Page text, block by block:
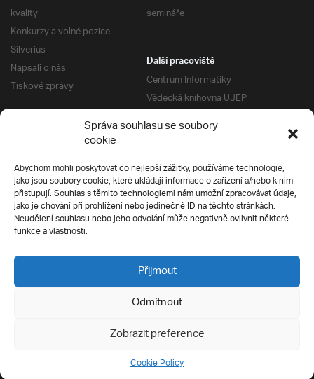
Správa souhlasu se soubory
cookie
Abychom mohli poskytovat co nejlepší zážitky, používáme technologie,
jako jsou soubory cookie, které ukládají informace o zařízení a/nebo k nim
přistupují. Souhlas s těmito technologiemi nám umožní zpracovávat údaje,
jako je chování při prohlížení nebo jedinečné ID na těchto stránkách.
Neudělení souhlasu nebo jeho odvolání může negativně ovlivnit některé
funkce a vlastnosti.
Přijmout
Odmítnout
Zobrazit preference
Cookie Policy
kvality
Konkurzy a volné pozice
Silverius
Napsali o nás
Tiskové zprávy
semináře
Další pracoviště
Centrum Informatiky
Vědecká knihovna UJEP
Správa kolejí a menz
Univerzitní centrum podpory
Silverius
Pro uchazeče
Přijímací řízení
E-prihlaska
Přípravné kurzy
Ochrana soukromí
Všechna práva vyhrazena